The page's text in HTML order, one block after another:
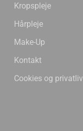
Kropspleje
Hårpleje
Make-Up
Kontakt
Cookies og